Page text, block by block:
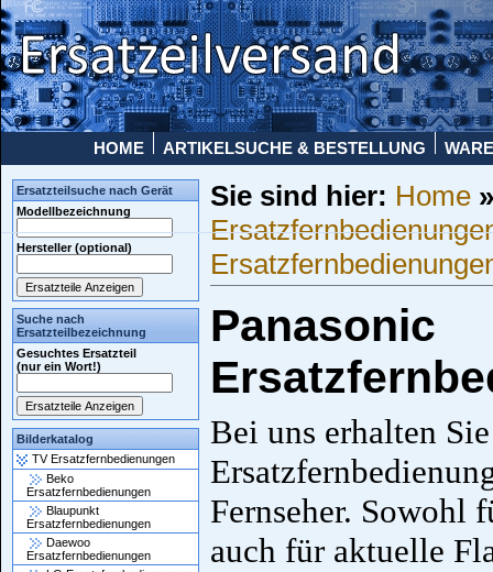
HOME ARTIKELSUCHE & BESTELLUNG
Ersatzteilsuche nach Gerät
Modellbezeichnung
Hersteller (optional)
Suche nach
Ersatzteilbezeichnung
Gesuchtes Ersatzteil
(nur ein Wort!)
Bilderkatalog
TV Ersatzfernbedienungen
Beko
Ersatzfernbedienungen
Blaupunkt
Ersatzfernbedienungen
Daewoo
Ersatzfernbedienungen
Sie sind hier: Home
Panasonic
Bei uns erhalten
Fernseher. Sowohl
auch für aktuelle